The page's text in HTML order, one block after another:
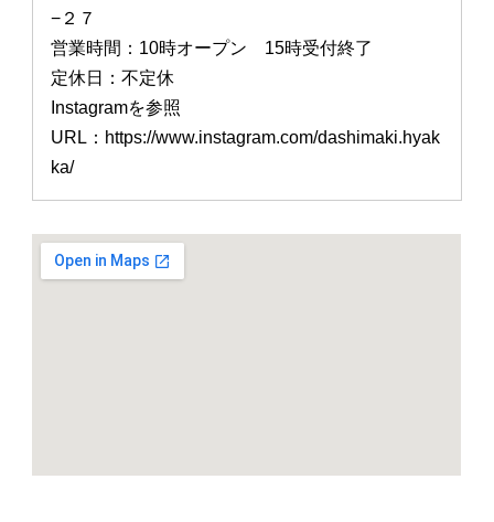
−２７
営業時間：10時オープン 15時受付終了
定休日：不定休
Instagramを参照
URL：https://www.instagram.com/dashimaki.hyak
ka/